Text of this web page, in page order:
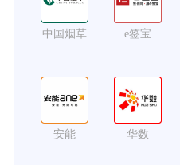
中国烟草 e签宝
安能 华数